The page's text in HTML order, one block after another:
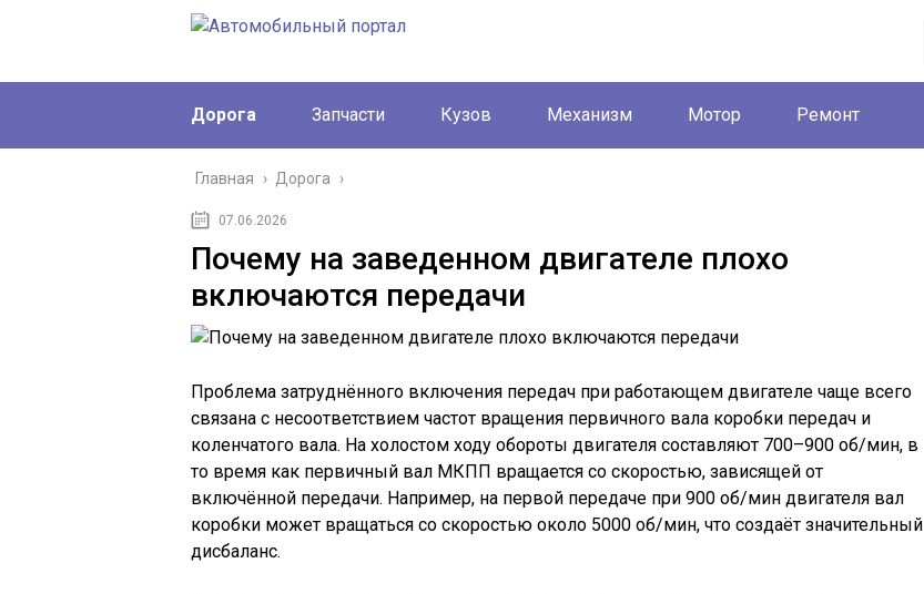
Дорога Запчасти Кузов Механизм Мотор Ремонт
Главная › Дорога ›
07.06.2026
Почему на заведенном двигателе плохо
включаются передачи
Проблема затруднённого включения передач при работающем двигателе чаще всего
связана с несоответствием частот вращения первичного вала коробки передач и
коленчатого вала. На холостом ходу обороты двигателя составляют 700–900 об/мин, в
то время как первичный вал МКПП вращается со скоростью, зависящей от
включённой передачи. Например, на первой передаче при 900 об/мин двигателя вал
коробки может вращаться со скоростью около 5000 об/мин, что создаёт значительный
дисбаланс.